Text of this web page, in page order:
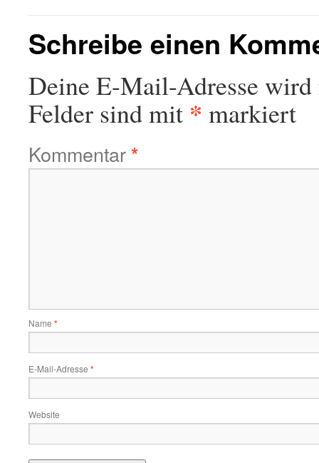
Schreibe einen
Deine E-Mail-Adresse
Felder sind mit * markiert
Kommentar*
Name *
E-Mail-Adresse *
Website